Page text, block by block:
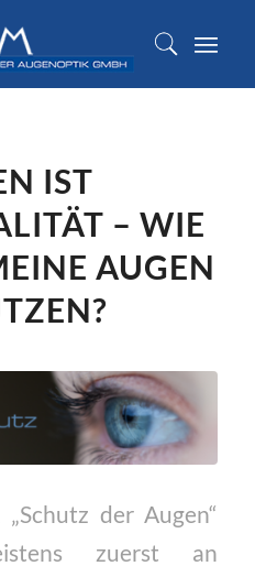
IST
– WIE
AUGEN
der Augen“
zuerst an